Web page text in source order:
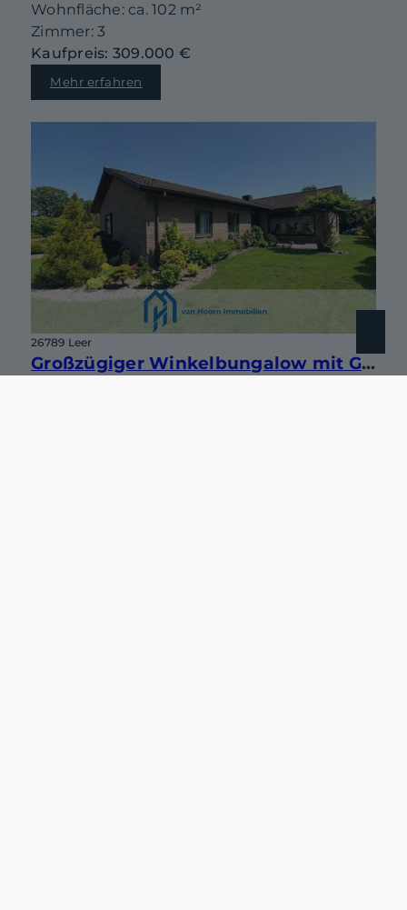
Wohnfläche: ca. 102 m²
Zimmer: 3
Kaufpreis: 309.000 €
Mehr erfahren
26789 Leer
Großzügiger Winkelbungalow mit Garage und großem Garten in bester Lage von Leer-Heisfelde